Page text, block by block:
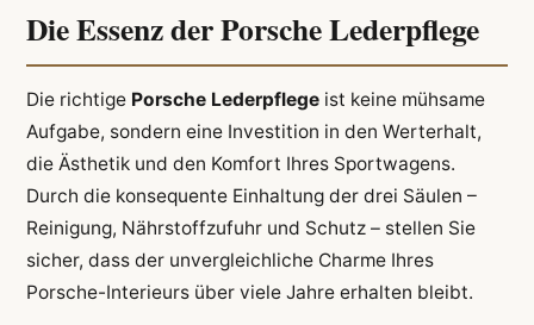
Die Essenz der Porsche Lederpflege
Die richtige Porsche Lederpflegeist keine mühsame
Aufgabe, sondern eine Investition in den Werterhalt,
die Ästhetik und den Komfort Ihres Sportwagens.
Durch die konsequente Einhaltung der drei Säulen –
Reinigung, Nährstoffzufuhr und Schutz – stellen Sie
sicher, dass der unvergleichliche Charme Ihres
Porsche-Interieurs über viele Jahre erhalten bleibt.